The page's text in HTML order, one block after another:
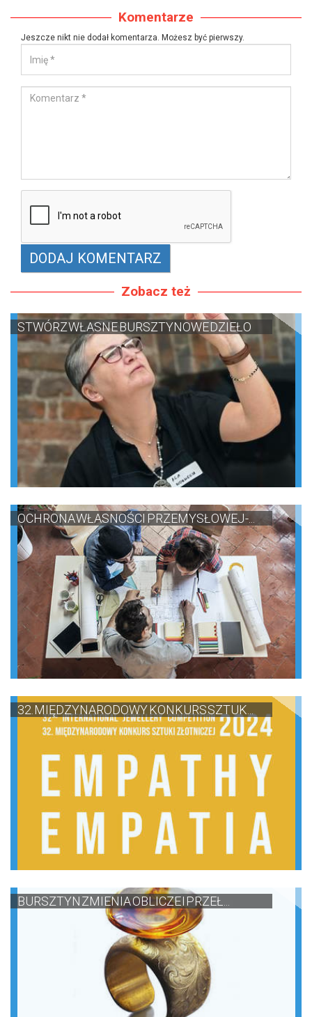
Komentarze
Jeszcze nikt nie dodał komentarza. Możesz być pierwszy.
Zobacz też
STWÓRZ WŁASNE BURSZTYNOWE DZIEŁO
OCHRONA WŁASNOŚCI PRZEMYSŁOWEJ -...
32. MIĘDZYNARODOWY KONKURS SZTUK...
BURSZTYN ZMIENIA OBLICZE I PRZEŁ...